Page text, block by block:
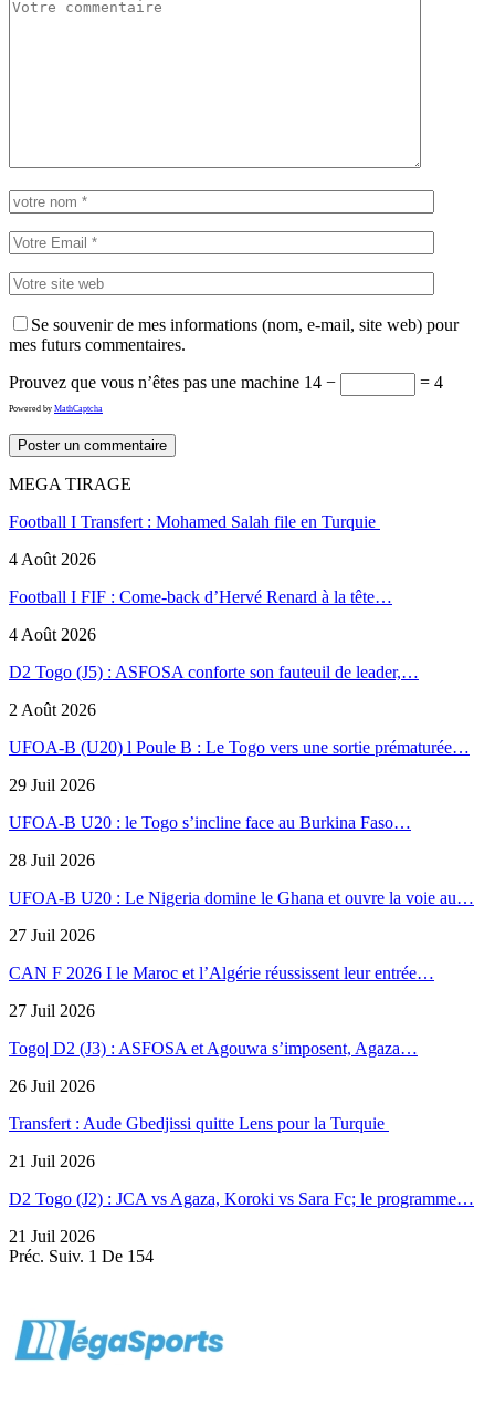
Se souvenir de mes informations (nom, e-mail, site web) pour
mes futurs commentaires.
Prouvez que vous n’êtes pas une machine 14 − = 4
Powered by MathCaptcha
MEGA TIRAGE
Football I Transfert : Mohamed Salah file en Turquie
4 Août 2026
Football I FIF : Come-back d’Hervé Renard à la tête…
4 Août 2026
D2 Togo (J5) : ASFOSA conforte son fauteuil de leader,…
2 Août 2026
UFOA-B (U20) l Poule B : Le Togo vers une sortie prématurée…
29 Juil 2026
UFOA-B U20 : le Togo s’incline face au Burkina Faso…
28 Juil 2026
UFOA-B U20 : Le Nigeria domine le Ghana et ouvre la voie au…
27 Juil 2026
CAN F 2026 I le Maroc et l’Algérie réussissent leur entrée…
27 Juil 2026
Togo| D2 (J3) : ASFOSA et Agouwa s’imposent, Agaza…
26 Juil 2026
Transfert : Aude Gbedjissi quitte Lens pour la Turquie
21 Juil 2026
D2 Togo (J2) : JCA vs Agaza, Koroki vs Sara Fc; le programme…
21 Juil 2026
Préc. Suiv. 1 De 154